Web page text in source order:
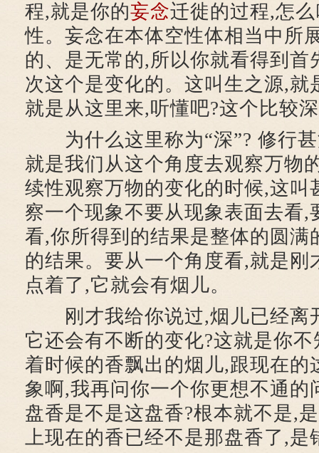
程,就是你的妄念迁徙的过程,怎
性。妄念在本体空性体相当中所
的、是无常的,所以你就看得到首
次这个是变化的。这叫生之源,就
就是从这里来,听懂吧?这个比较
为什么这里称为“深”? 修行甚
就是我们从这个角度去观察万物
续性观察万物的变化的时候,这叫
察一个现象不要从现象表面去看,
看,你所得到的结果是整体的圆满
的结果。要从一个角度看,就是刚
点着了,它就会有烟儿。
刚才我给你说过,烟儿已经离
它还会有不断的变化?这就是你
着时候的香飘出的烟儿,跟现在的
象啊,我再问你一个你更想不通的
盘香是不是这盘香?根本就不是,
上现在的香已经不是那盘香了,是